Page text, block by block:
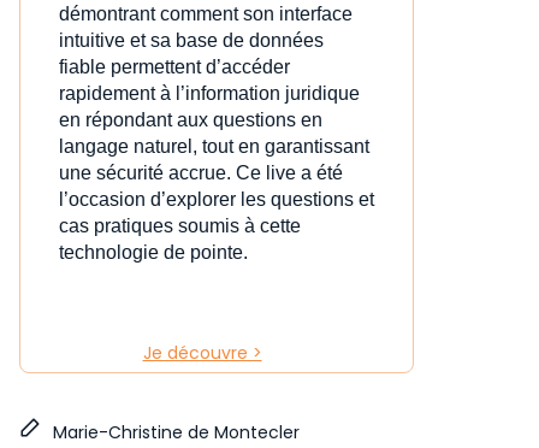
démontrant comment son interface
intuitive et sa base de données
fiable permettent d’accéder
rapidement à l’information juridique
en répondant aux questions en
langage naturel, tout en garantissant
une sécurité accrue. Ce live a été
l’occasion d’explorer les questions et
cas pratiques soumis à cette
technologie de pointe.
Je découvre >
Marie-Christine de Montecler